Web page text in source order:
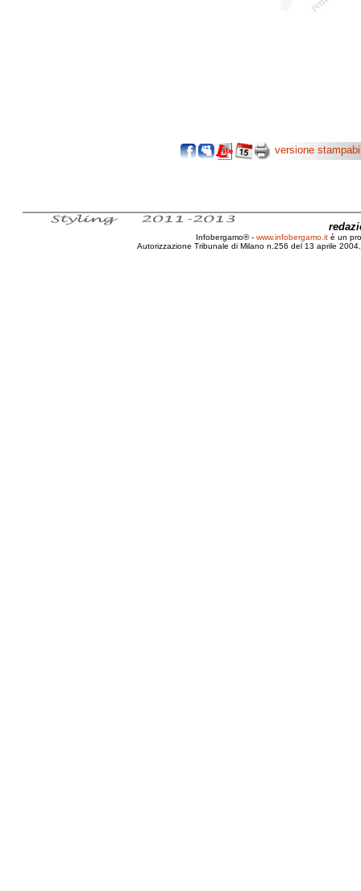
versione
Infobergamo® - www.infobergamo.it è un
Autorizzazione Tribunale di Milano n.256 del 13 aprile